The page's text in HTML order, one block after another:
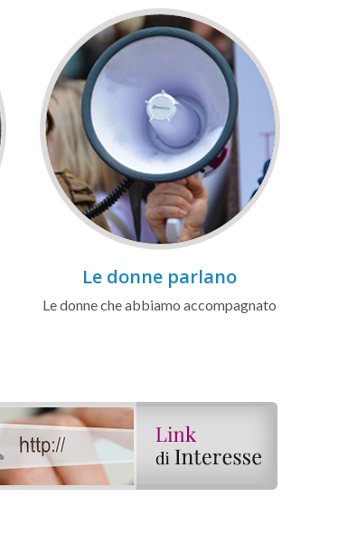
Le donne parlano
Le donne che abbiamo accompagnato